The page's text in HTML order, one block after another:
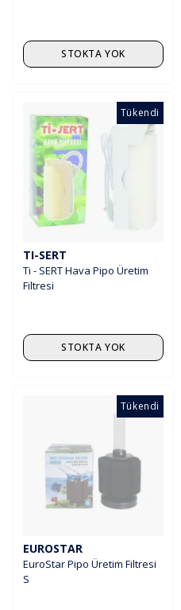
STOKTA YOK
Tükendi
TI-SERT
Ti - SERT Hava Pipo Üretim
Filtresi
STOKTA YOK
Tükendi
EUROSTAR
EuroStar Pipo Üretim Filtresi
S